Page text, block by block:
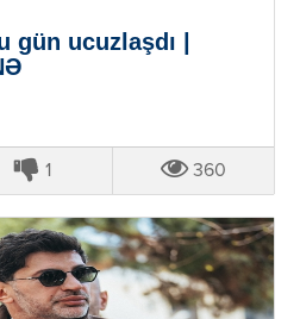
gün ucuzlaşdı |
1 360